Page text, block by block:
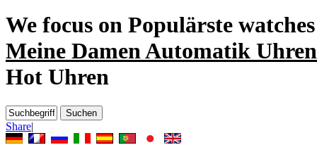
We focus on Populärste watches
Meine Damen Automatik Uhren
Hot Uhren
Share|